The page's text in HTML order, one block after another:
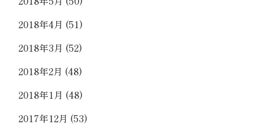
2018年4月 (51)
2018年3月 (52)
2018年2月 (48)
2018年1月 (48)
2017年12月 (53)